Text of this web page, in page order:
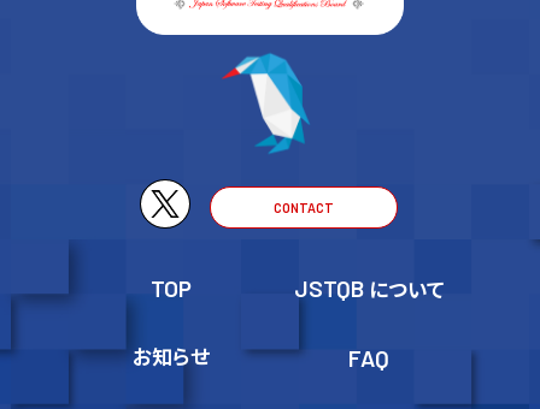
CONTACT
TOP JSTQB について
お知らせ FAQ